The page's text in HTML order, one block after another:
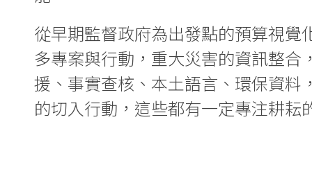
從早期監督政府為出發點的預算視
多專案與行動，重大災害的資訊整
援、事實查核、本土語言、環保資
的切入行動，這些都有一定專注耕耘